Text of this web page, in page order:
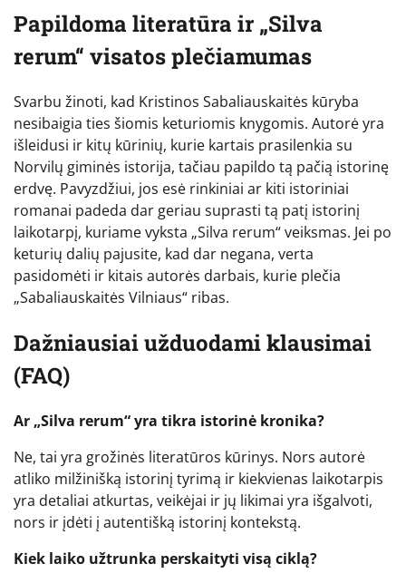
Papildoma literatūra ir „Silva
rerum“ visatos plečiamumas
Svarbu žinoti, kad Kristinos Sabaliauskaitės kūryba
nesibaigia ties šiomis keturiomis knygomis. Autorė yra
išleidusi ir kitų kūrinių, kurie kartais prasilenkia su
Norvilų giminės istorija, tačiau papildo tą pačią istorinę
erdvę. Pavyzdžiui, jos esė rinkiniai ar kiti istoriniai
romanai padeda dar geriau suprasti tą patį istorinį
laikotarpį, kuriame vyksta „Silva rerum“ veiksmas. Jei po
keturių dalių pajusite, kad dar negana, verta
pasidomėti ir kitais autorės darbais, kurie plečia
„Sabaliauskaitės Vilniaus“ ribas.
Dažniausiai užduodami klausimai
(FAQ)
Ar „Silva rerum“ yra tikra istorinė kronika?
Ne, tai yra grožinės literatūros kūrinys. Nors autorė
atliko milžinišką istorinį tyrimą ir kiekvienas laikotarpis
yra detaliai atkurtas, veikėjai ir jų likimai yra išgalvoti,
nors ir įdėti į autentišką istorinį kontekstą.
Kiek laiko užtrunka perskaityti visą ciklą?